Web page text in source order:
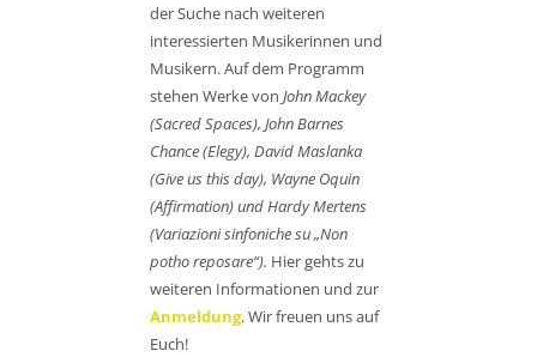
der Suche nach weiteren
interessierten Musikerinnen und
Musikern. Auf dem Programm
stehen Werke von John Mackey
(Sacred Spaces), John Barnes
Chance (Elegy), David Maslanka
(Give us this day), Wayne Oquin
(Affirmation) und Hardy Mertens
(Variazioni sinfoniche su „Non
potho reposare“). Hier gehts zu
weiteren Informationen und zur
Anmeldung. Wir freuen uns auf
Euch!